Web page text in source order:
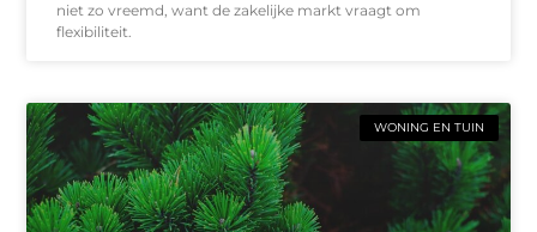
niet zo vreemd, want de zakelijke markt vraagt om
flexibiliteit.
WONING EN TUIN